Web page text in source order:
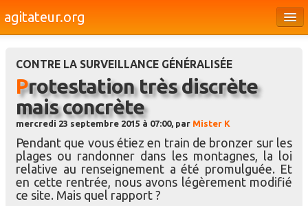
agitateur.org
Bourges & le Cher
Société
Culture
Médias
Dossiers
Brèves
CONTRE LA SURVEILLANCE GÉNÉRALISÉE
Protestation très discrète
mais concrète
mercredi 23 septembre 2015 à 07:00, par Mister K
Pendant que vous étiez en train de bronzer sur les
plages ou randonner dans les montagnes, la loi
relative au renseignement a été promulguée. Et
en cette rentrée, nous avons légèrement modifié
ce site. Mais quel rapport ?